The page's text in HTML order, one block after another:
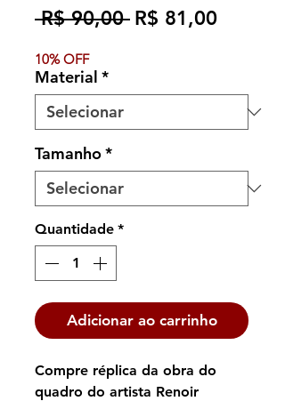
R$ 90,00 Preço
R$ 81,00Preço
10% OFF
Material *
Tamanho*
Quantidade *
Adicionar ao carrinho
Compre réplica da obra do
quadro do artista Renoir